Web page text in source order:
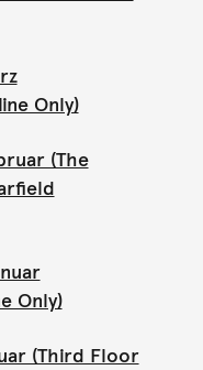
Only)
(The
Only)
(Third Floor